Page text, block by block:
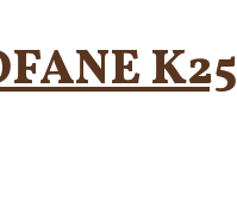
-30%
K25